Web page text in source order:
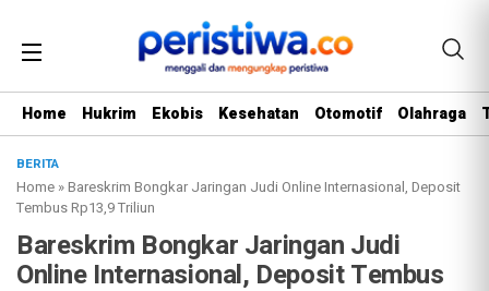
Home Hukrim Ekobis Kesehatan Otomotif Olahraga
BERITA
Home »Bareskrim Bongkar Jaringan Judi Online Internasional, Deposit
Tembus Rp13,9 Triliun
Bareskrim Bongkar Jaringan Judi
Online Internasional, Deposit Tembus